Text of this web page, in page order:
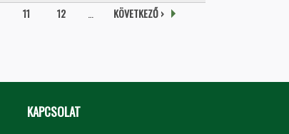
11 12
KÖVETKEZŐ ›
KAPCSOLAT